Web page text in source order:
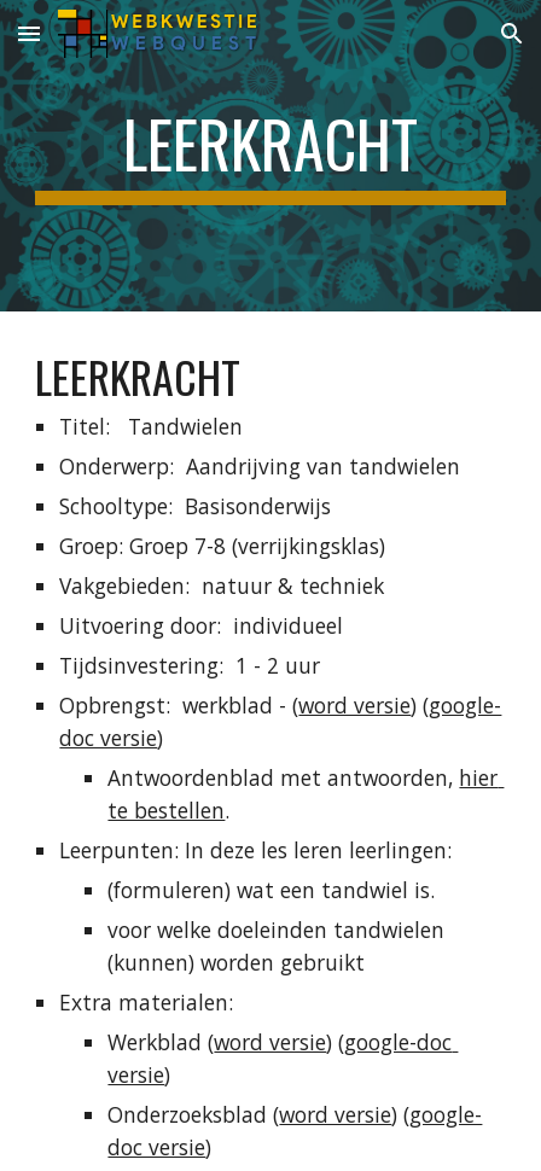
Skip to main content Skip to navigation
LEERKRACHT
LEERKRACHT
Titel:   Tandwielen
Onderwerp:  Aandrijving van tandwielen
Schooltype:  Basisonderwijs
Groep: Groep 7-8 (verrijkingsklas)
Vakgebieden:  natuur & techniek
Uitvoering door:  individueel
Tijdsinvestering:  1 - 2 uur
Opbrengst:  werkblad - (word versie) (google-
doc versie)
Antwoordenblad met antwoorden, hier
te bestellen.
Leerpunten: In deze les leren leerlingen:
(formuleren) wat een tandwiel is.
voor welke doeleinden tandwielen
(kunnen) worden gebruikt
Extra materialen:
Werkblad (word versie) (google-doc
versie)
Onderzoeksblad (word versie) (google-
doc versie)